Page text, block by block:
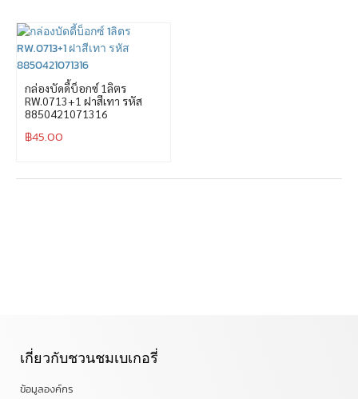
กล่องบัดดี้บ็อกซ์ 1ลิตร
RW.0713+1 ฝาสีเทา รหัส
8850421071316
฿45.00
เกี่ยวกับชวนชมเบเกอรี่
ข้อมูลองค์กร